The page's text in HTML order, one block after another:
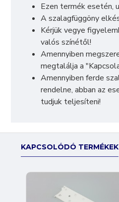
Ezen termék esetén,
A szalagfüggöny
Kérjük vegye
valós színétől!
Amennyiben
megtalálja a
Amennyiben ferde
rendelne, abban az
tudjuk teljesíteni!
KAPCSOLÓDÓ TERMÉKEK